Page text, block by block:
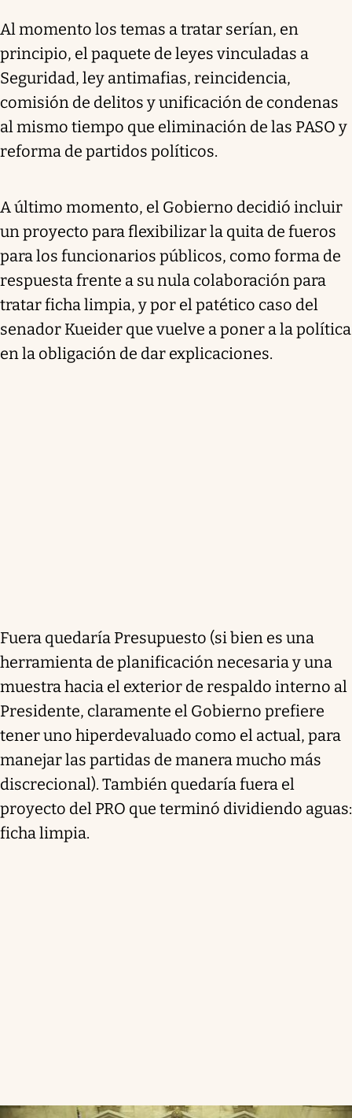
Al momento los temas a tratar serían, en
principio, el paquete de leyes vinculadas a
Seguridad, ley antimafias, reincidencia,
comisión de delitos y unificación de condenas
al mismo tiempo que eliminación de las PASO y
reforma de partidos políticos.
A último momento, el Gobierno decidió incluir
un proyecto para flexibilizar la quita de fueros
para los funcionarios públicos, como forma de
respuesta frente a su nula colaboración para
tratar ficha limpia, y por el patético caso del
senador Kueider que vuelve a poner a la política
en la obligación de dar explicaciones.
Fuera quedaría Presupuesto (si bien es una
herramienta de planificación necesaria y una
muestra hacia el exterior de respaldo interno al
Presidente, claramente el Gobierno prefiere
tener uno hiperdevaluado como el actual, para
manejar las partidas de manera mucho más
discrecional). También quedaría fuera el
proyecto del PRO que terminó dividiendo aguas:
ficha limpia.